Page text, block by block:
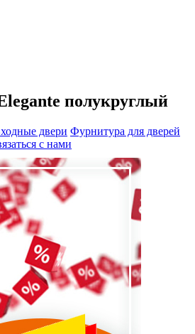
полукруглый
двери Фурнитура для дверей
с нами